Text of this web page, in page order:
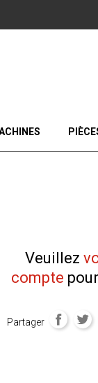
Veuillez
compte
Partager